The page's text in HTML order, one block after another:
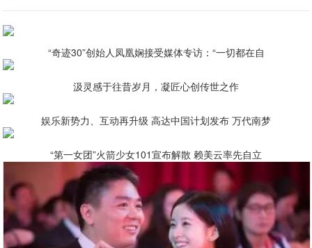
“奇迹30”创始人凤凰娴接受媒体专访：“一切都在自
汲灵感于往昔岁月，凝匠心创传世之作
娱乐新势力、互动再升级 高达中国计划发布 万代南梦
“第一女团”火箭少女101宣布解散 赖美云率先自立